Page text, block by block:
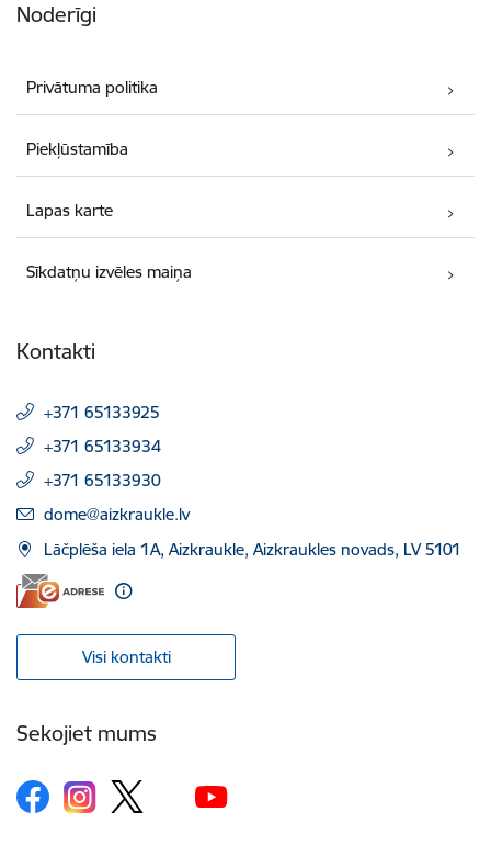
Noderīgi
Privātuma politika
Piekļūstamība
Lapas karte
Sīkdatņu izvēles maiņa
Kontakti
+371 65133925
+371 65133934
+371 65133930
E-pasts:
dome@aizkraukle.lv
Lāčplēša iela 1A, Aizkraukle, Aizkraukles novads, LV 5101
Visi kontakti
Sekojiet mums